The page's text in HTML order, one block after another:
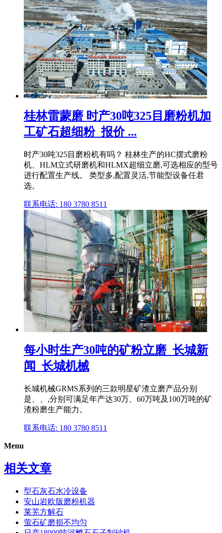
桂林雷蒙磨 时产30吨325目磨粉机加
工矿石超细粉_报价 ...
时产30吨325目磨粉机有吗？ 桂林生产的HC摆式磨粉
机、HLM立式研磨机和HLMX超细立磨,可选相应的型号
进行配置生产线。 类型多,配置灵活,节能型设备任君
选。
联系电话: 180 3780 8511
每小时生产30吨的矿粉立磨_长城新
闻_长城机械
长城机械GRMS系列的三款明星矿渣立磨产品分别
是、、,分别可满足年产达30万、60万吨及100万吨的矿
渣粉磨生产能力。
联系电话: 180 3780 8511
Menu
相关文章
型石灰石水冷设备
安山岩欧版磨粉机器
莱芜方解石
萤石矿磨损不均匀